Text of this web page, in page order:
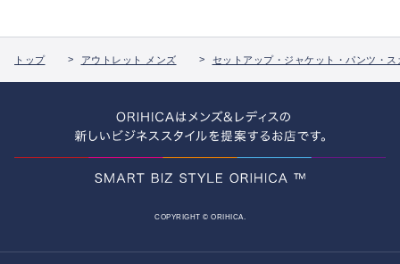
トップ アウトレット メンズ セットアップ・ジャケット・パンツ・ス
COPYRIGHT © ORIHICA.